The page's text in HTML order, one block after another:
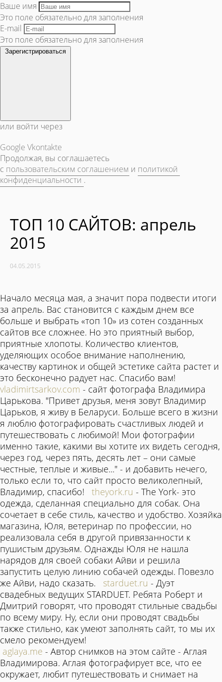
Ваше имя
Это поле обязательно для заполнения
E-mail
Это поле обязательно для заполнения
Зарегистрироваться
или войти через
Google Vkontakte
Продолжая, вы соглашаетесь
с пользовательским соглашением и политикой
конфиденциальности .
TOП 10 САЙТОВ: апрель
2015
04.05.2015
Начало месяца мая, а значит пора подвести итоги
за апрель. Вас становится с каждым днем все
больше и выбрать «топ 10» из сотен созданных
сайтов все сложнее. Но это приятный выбор,
приятные хлопоты. Количество клиентов,
уделяющих особое внимание наполнению,
качеству картинок и общей эстетике сайта растет и
vladimirtsarkov.com - сайт фотографа Владимира
Царькова. "Привет друзья, меня зовут Владимир
Царьков, я живу в Беларуси. Больше всего в жизни
я люблю фотографировать счастливых людей и
путешествовать с любимой! Мои фотографии
именно такие, какими вы хотите их видеть сегодня,
через год, через пять, десять лет – они самые
честные, теплые и живые..." - и добавить нечего,
только если то, что сайт просто великолепный,
Владимир, спасибо!
theyork.ru - The York- это
одежда, сделанная специально для собак. Она
сочетает в себе стиль, качество и удобство. Хозяйка
магазина, Юля, ветеринар по профессии, но
реализовала себя в другой привязанности к
пушистым друзьям. Однажды Юля не нашла
нарядов для своей собаки Айви и решила
запустить целую линию собачей одежды. Повезло
же Айви, надо сказать.
starduet.ru - Дуэт
свадебных ведущих STARDUET. Ребята Роберт и
Дмитрий говорят, что проводят стильные свадьбы
по всему миру. Ну, если они проводят свадьбы
также стильно, как умеют заполнять сайт, то мы их
смело рекомендуем!
aglaya.me - Автор снимков на этом сайте - Аглая
Владимирова. Аглая фотографирует все, что ее
окружает, любит путешествовать и снимает на